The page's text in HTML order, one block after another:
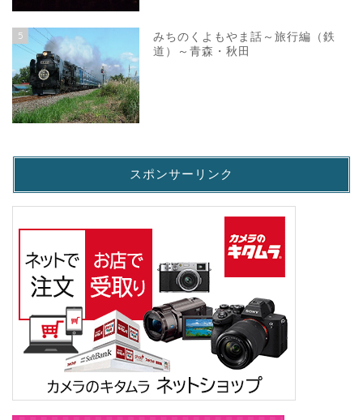
5
みちのくよもやま話～旅行編（鉄
道）～青森・秋田
スポンサーリンク